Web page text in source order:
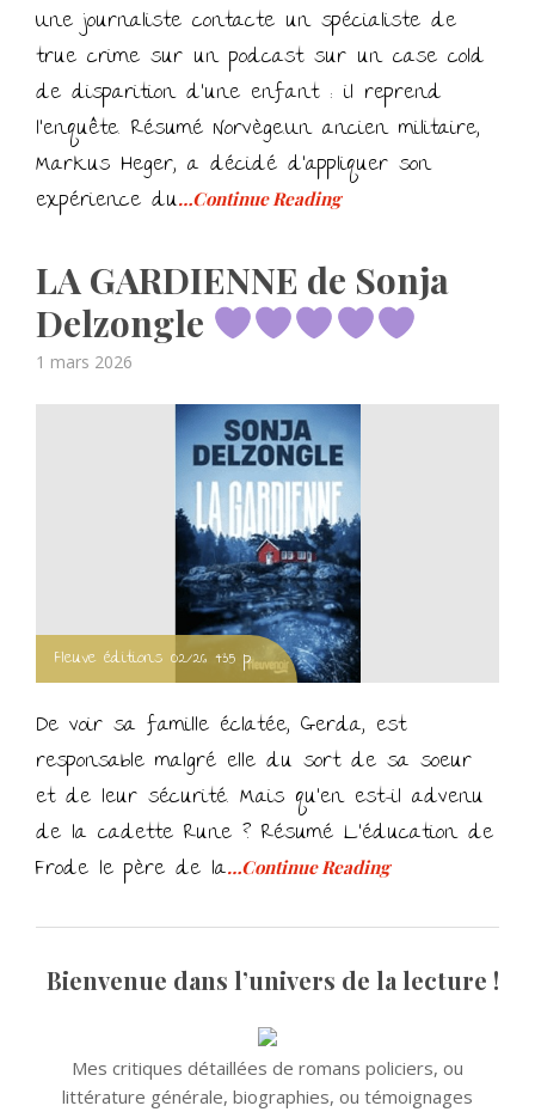
Une journaliste contacte un spécialiste de
true crime sur un podcast sur un case cold
de disparition d’une enfant : il reprend
l’enquête. Résumé Norvège.Un ancien militaire,
Markus Heger, a décidé d’appliquer son
expérience du…Continue Reading
LA GARDIENNE de Sonja
Delzongle
Posted
1 mars 2026
Fleuve éditions 02/26 435 p.
De voir sa famille éclatée, Gerda, est
responsable malgré elle du sort de sa soeur
et de leur sécurité. Mais qu’en est-il advenu
de la cadette Rune ? Résumé L’éducation de
Frode le père de la…Continue Reading
Bienvenue dans l’univers de la lecture !
Mes critiques détaillées de romans policiers, ou
littérature générale, biographies, ou témoignages